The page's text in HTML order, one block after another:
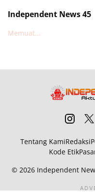
Independent News 45
Memuat...
Tentang KamiRedaksi
Kode Etik
© 2026 Independent